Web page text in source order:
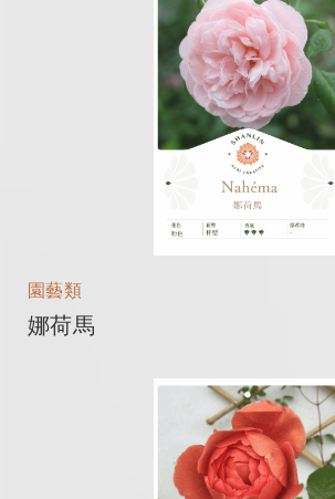
園藝類
娜荷馬